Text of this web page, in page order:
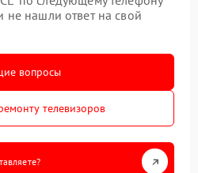
не нашли ответ на свой
вопросы
телевизоров